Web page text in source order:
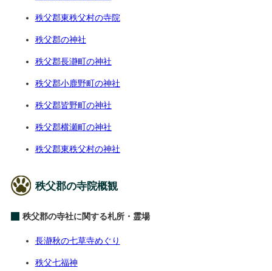
秩父郡東秩父村の寺院
秩父郡の神社
秩父郡長瀞町の神社
秩父郡小鹿野町の神社
秩父郡皆野町の神社
秩父郡横瀬町の神社
秩父郡東秩父村の神社
秩父郡の寺院概観
秩父郡の寺社に関する札所・霊場
長瀞秋の七草寺めぐり
秩父七福神